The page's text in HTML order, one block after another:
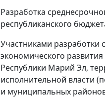
Разработка
республиканского
Участниками разработки
экономического
Республики Марий Эл,
исполнительной власти
и муниципальных